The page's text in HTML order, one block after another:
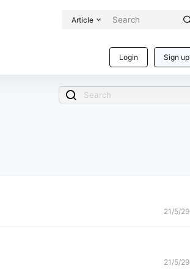
Article
Login Sign up
21/5/29
21/5/29